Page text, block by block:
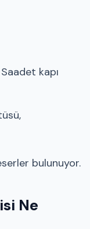
kapı
bulunuyor.
Ne